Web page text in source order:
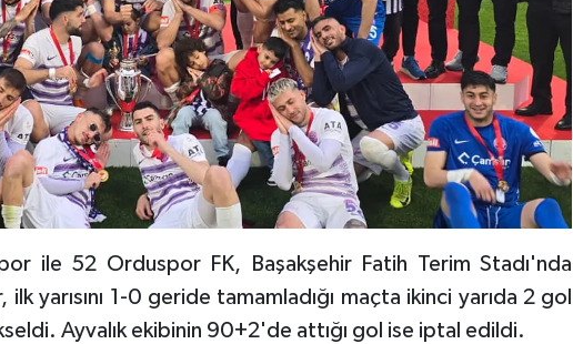
ile 52 Orduspor FK, Başakşehir Fatih Terim Stadı'nda
ilk yarısını 1-0 geride tamamladığı maçta ikinci yarıda 2 gol
Ayvalık ekibinin 90+2'de attığı gol ise iptal edildi.